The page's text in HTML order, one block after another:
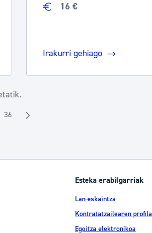
16 €
Irakurri gehiago
to navigate.Pages Use TAB to navigate.
Orrialdea
36
Esteka erabilgarriak
Lan-eskaintza
Kontratatzailearen profila
Egoitza elektronikoa